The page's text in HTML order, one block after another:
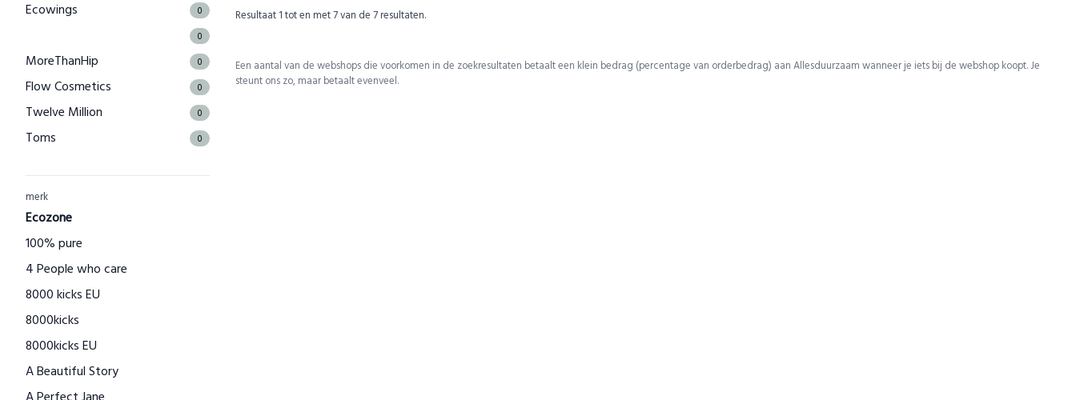
Ecowings 0
0
MoreThanHip 0
Flow Cosmetics 0
Twelve Million 0
Toms 0
Kuyichi
Bamboo Basics
Bamigo
CAYBOO
Green Jump
Houtenspeelgoed-shop.nl
Menstruatiecups.nl
Natural Heroes
Waschbär
merk
Ecozone
100% pure
4 People who care
8000 kicks EU
8000kicks
8000kicks EU
A Beautiful Story
A Perfect Jane
Resultaat 1tot en met7van de7 resultaten.
Een aantal van de webshops die voorkomen in de zoekresultaten betaalt een klein bedrag (percentage van orderbedrag) aan Allesduurzaam wanneer je iets bij de webshop koopt. Je
steunt ons zo, maar betaalt evenveel.